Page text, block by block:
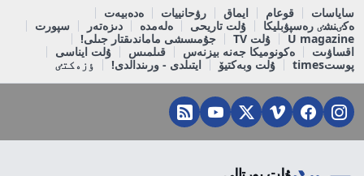
ساياسات قوعام ايماق رۋحانييات
ەدەبيەت
ەكٸنشٸ رەسپۋبليكا
ۇلت تاريحى ەلەمدە دىزەتەر
سپورت
U magazine
ۇلت TV
جۇمىسشى ماماندىقتار جىلى!
اقساۋىت
ەكونوميكا جەنە بيزنەس قىلمىس
ۇلت ايناسى
پوستtimes
ۇلت وبەكتيۆ ايتىلدى - ورىندالدى! ٶزەكتٸ